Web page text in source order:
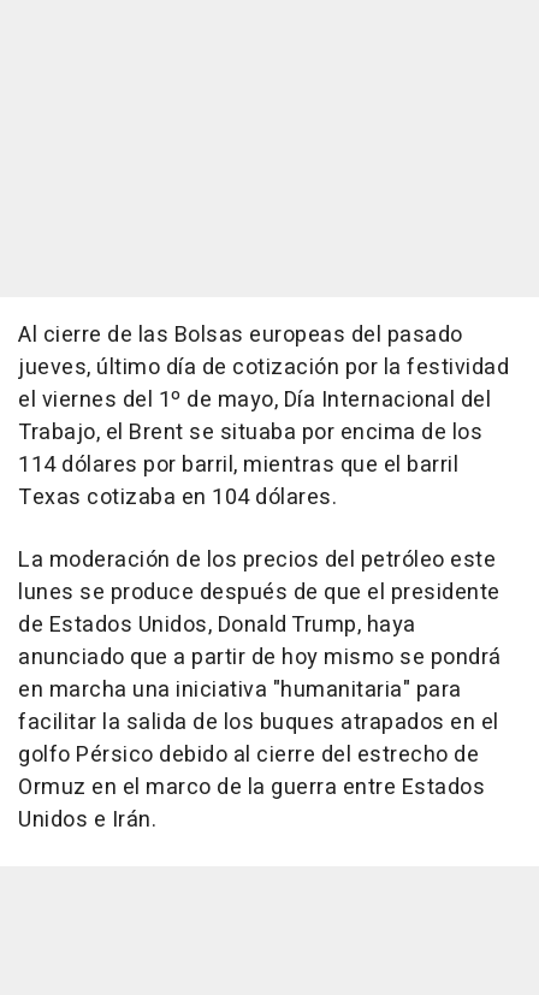
Al cierre de las Bolsas europeas del pasado
jueves, último día de cotización por la festividad
el viernes del 1º de mayo, Día Internacional del
Trabajo, el Brent se situaba por encima de los
114 dólares por barril, mientras que el barril
Texas cotizaba en 104 dólares.
La moderación de los precios del petróleo este
lunes se produce después de que el presidente
de Estados Unidos, Donald Trump, haya
anunciado que a partir de hoy mismo se pondrá
en marcha una iniciativa "humanitaria" para
facilitar la salida de los buques atrapados en el
golfo Pérsico debido al cierre del estrecho de
Ormuz en el marco de la guerra entre Estados
Unidos e Irán.